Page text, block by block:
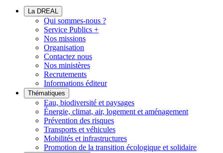
La DREAL
Qui sommes-nous ?
Service Publics +
Nos missions
Organisation
Contactez nous
Nos ministères
Recrutements
Informations éditeur
Thématiques
Eau, biodiversité et paysages
Énergie, climat, air, logement et aménagement
Prévention des risques
Transports et véhicules
Mobilités et infrastructures
Promotion de la transition écologique et solidaire